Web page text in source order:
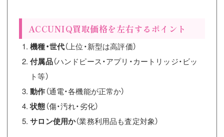
ACCUNIQ買取価格を左右するポイント
機種・世代（上位・新型は高評価）
付属品（ハンドピース・アプリ・カートリッジ・ビッ
ト等）
動作（通電・各機能が正常か）
状態（傷・汚れ・劣化）
サロン使用か（業務利用品も査定対象）